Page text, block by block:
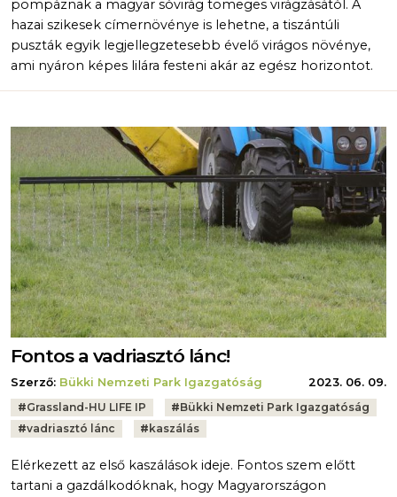
pompáznak a magyar sóvirág tömeges virágzásától. A
hazai szikesek címernövénye is lehetne, a tiszántúli
puszták egyik legjellegzetesebb évelő virágos növénye,
ami nyáron képes lilára festeni akár az egész horizontot.
Fontos a vadriasztó lánc!
Szerző: Bükki Nemzeti Park Igazgatóság
2023. 06. 09.
Tags:
#Grassland-HU LIFE IP #Bükki Nemzeti Park Igazgatóság
#vadriasztó lánc # kaszálás
Elérkezett az első kaszálások ideje. Fontos szem előtt
tartani a gazdálkodóknak, hogy Magyarországon